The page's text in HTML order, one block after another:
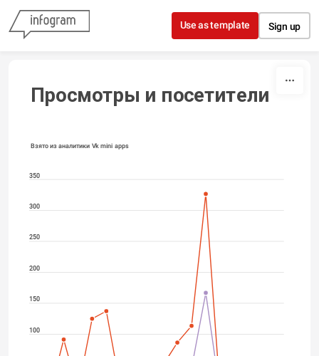
Skip to content
Use as template Sign up
Просмотры и посетители
Взято из аналитики Vk mini apps
100
150
200
250
300
350